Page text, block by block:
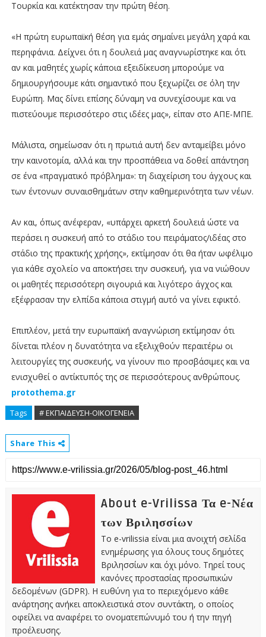
Τουρκία και κατέκτησαν την πρώτη θέση.
«Η πρώτη ευρωπαϊκή θέση για εμάς σημαίνει μεγάλη χαρά και
περηφάνια. Δείχνει ότι η δουλειά μας αναγνωρίστηκε και ότι
αν και μαθητές χωρίς κάποια εξειδίκευση μπορούμε να
δημιουργήσουμε κάτι σημαντικό που ξεχωρίζει σε όλη την
Ευρώπη. Μας δίνει επίσης δύναμη να συνεχίσουμε και να
πιστεύουμε περισσότερο στις ιδέες μας», είπαν στο ΑΠΕ-ΜΠΕ.
Μάλιστα, σημείωσαν ότι η πρωτιά αυτή δεν ανταμείβει μόνο
την καινοτομία, αλλά και την προσπάθεια να δοθεί απάντηση
σε ένα «πραγματικό πρόβλημα»: τη διαχείριση του άγχους και
των έντονων συναισθημάτων στην καθημερινότητα των νέων.
Αν και, όπως ανέφεραν, «υπάρχει αρκετή δουλειά ώστε να
περάσει η συσκευή από το στάδιο του πειράματος/ιδέας στο
στάδιο της πρακτικής χρήσης», εκτίμησαν ότι θα ήταν ωφέλιμο
για κάθε σχολείο να αποκτήσει την συσκευή, για να νιώθουν
οι μαθητές περισσότερη σιγουριά και λιγότερο άγχος και
εξέφρασαν την ελπίδα κάποια στιγμή αυτό να γίνει εφικτό.
Επιπλέον, μετά την ευρωπαϊκή αναγνώριση εκτίμησαν ότι
δίνεται πλέον η δυνατότητα να εξελιχθούν περαιτέρω οι
λειτουργίες της συσκευής, να γίνουν πιο προσβάσιμες και να
ενισχυθεί ο αντίκτυπός της σε περισσότερους ανθρώπους.
protothema.gr
Tags # ΕΚΠΑΙΔΕΥΣΗ-ΟΙΚΟΓΕΝΕΙΑ
Share This
About e-Vrilissa Τα e-Νέα
των Βριλησσίων
Το e-vrilissia είναι μια ανοιχτή σελίδα
ενημέρωσης για όλους τους δημότες
Βριλησσίων και όχι μόνο. Τηρεί τους
κανόνες προστασίας προσωπικών
δεδομένων (GDPR). Η ευθύνη για το περιεχόμενο κάθε
ανάρτησης ανήκει αποκλειστικά στον συντάκτη, ο οποίος
οφείλει να αναφέρει το ονοματεπώνυμό του ή την πηγή
προέλευσης.